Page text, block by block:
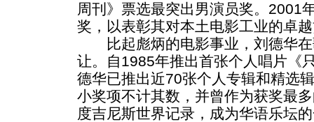
周刊》票选最突出男演员奖。2001
奖，以表彰其对本土电影工业的卓
比起彪炳的电影事业，刘德华在
让。自1985年推出首张个人唱片《
德华已推出近70张个人专辑和精选
小奖项不计其数，并曾作为获奖最
度吉尼斯世界记录，成为华语乐坛